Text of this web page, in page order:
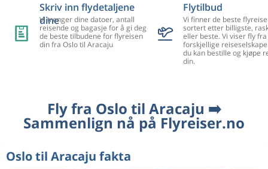
Skriv inn flydetaljene
dine
Vi trenger dine datoer, antall
reisende og bagasje for å gi deg
de beste tilbudene for flyreisen
din fra Oslo til Aracaju
Flytilbud
Vi finner de beste
sortert etter billigste,
eller beste. Vi viser fly
forskjellige
du kan bestille og kjøpe
din.
Fly fra Oslo til Aracaju ➡️
Sammenlign nå på Flyreiser.no
Oslo til Aracaju fakta